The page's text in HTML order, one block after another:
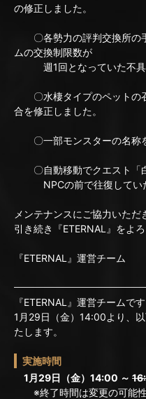
の修正しました。
〇各勢力の評判交換所の
ムの交換制限数が
週1回となっていた不具
〇水棲タイプのペットの
合を修正しました。
〇一部モンスターの名称を
〇自動移動でクエスト「白
NPCの前で往復していた
メンテナンスにご協力いただ
引き続き『ETERNAL』をよ
『ETERNAL』運営チーム
『ETERNAL』運営チームです
1月29日（金）14:00より、
たします。
実施時間
1月29日（金）14:00 ～
※終了時間は変更の可能性